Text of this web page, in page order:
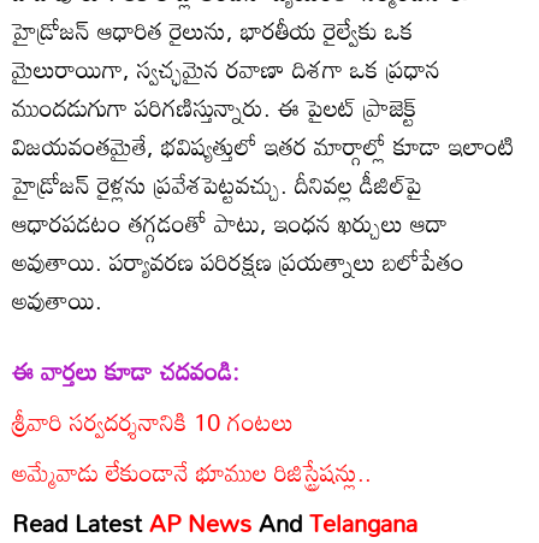
హైడ్రోజన్ ఆధారిత రైలును, భారతీయ రైల్వేకు ఒక
మైలురాయిగా, స్వచ్ఛమైన రవాణా దిశగా ఒక ప్రధాన
ముందడుగుగా పరిగణిస్తున్నారు. ఈ పైలట్ ప్రాజెక్ట్
విజయవంతమైతే, భవిష్యత్తులో ఇతర మార్గాల్లో కూడా ఇలాంటి
హైడ్రోజన్ రైళ్లను ప్రవేశపెట్టవచ్చు. దీనివల్ల డీజిల్‌పై
ఆధారపడటం తగ్గడంతో పాటు, ఇంధన ఖర్చులు ఆదా
అవుతాయి. పర్యావరణ పరిరక్షణ ప్రయత్నాలు బలోపేతం
అవుతాయి.
ఈ వార్తలు కూడా చదవండి:
శ్రీవారి సర్వదర్శనానికి 10 గంటలు
అమ్మేవాడు లేకుండానే భూముల రిజిస్ట్రేషన్లు..
Read LatestAP NewsAndTelangana